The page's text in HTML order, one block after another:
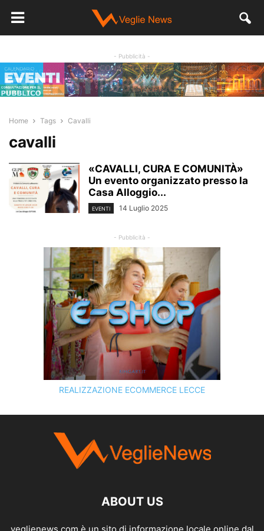
- Pubblicità -
Home Tags Cavalli
cavalli
«CAVALLI, CURA E COMUNITÀ»
Un evento organizzato presso la
Casa Alloggio...
EVENTI 14 Luglio 2025
- Pubblicità -
REALIZZAZIONE ECOMMERCE LECCE
SCOPRI I SERVIZI DIKINGART.IT
ABOUT US